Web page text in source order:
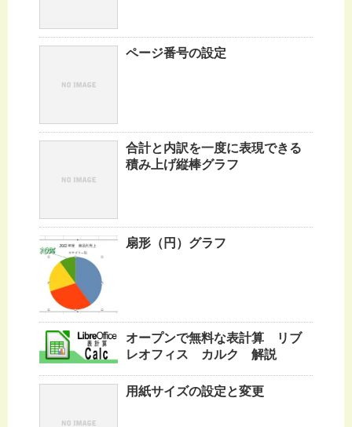
ページ番号の設定
合計と内訳を一度に表現できる
積み上げ縦棒グラフ
扇形（円）グラフ
オープンで無料な表計算 リブ
レオフィス カルク 解説
用紙サイズの設定と変更